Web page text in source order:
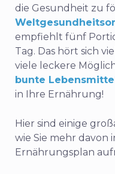
die Gesundheit zu
empfiehlt fünf
Tag. Das hört sich
viele leckere
bunte
in Ihre Ernährung!
Hier sind einige
wie Sie mehr davon
Ernährungsplan